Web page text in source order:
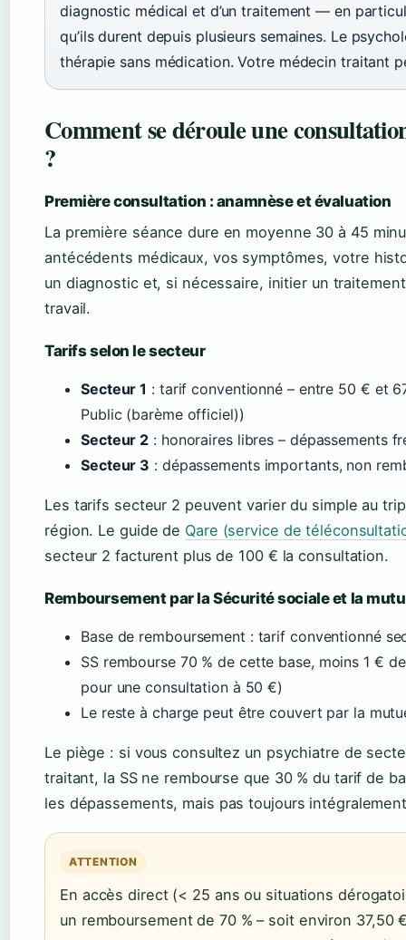
diagnostic médical et d’un traitement — en
qu’ils durent depuis plusieurs semaines. Le
thérapie sans médication. Votre médecin traitant
Comment se déroule une
?
Première consultation : anamnèse et évaluation
La première séance dure en moyenne 30 à 45
antécédents médicaux, vos symptômes, votre
un diagnostic et, si nécessaire, initier un
travail.
Tarifs selon le secteur
Secteur 1 : tarif conventionné – entre 50 € et
Public (barème officiel))
Secteur 2 : honoraires libres – dépassements
Secteur 3 : dépassements importants, non
Les tarifs secteur 2 peuvent varier du simple au
région. Le guide de Qare (service de
secteur 2 facturent plus de 100 € la consultation.
Remboursement par la Sécurité sociale et la
Base de remboursement : tarif conventionné
SS rembourse 70 % de cette base, moins 1 €
pour une consultation à 50 €)
Le reste à charge peut être couvert par la
Le piège : si vous consultez un psychiatre de
traitant, la SS ne rembourse que 30 % du tarif de
les dépassements, mais pas toujours
ATTENTION
En accès direct (< 25 ans ou situations
un remboursement de 70 % – soit environ